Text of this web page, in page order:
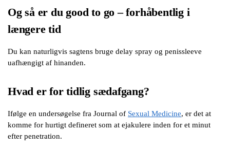
Og så er du good to go – forhåbentlig i
længere tid
Du kan naturligvis sagtens bruge delay spray og penissleeve
uafhængigt af hinanden.
Hvad er for tidlig sædafgang?
Ifølge en undersøgelse fra Journal of Sexual Medicine, er det at
komme for hurtigt defineret som at ejakulere inden for et minut
efter penetration.